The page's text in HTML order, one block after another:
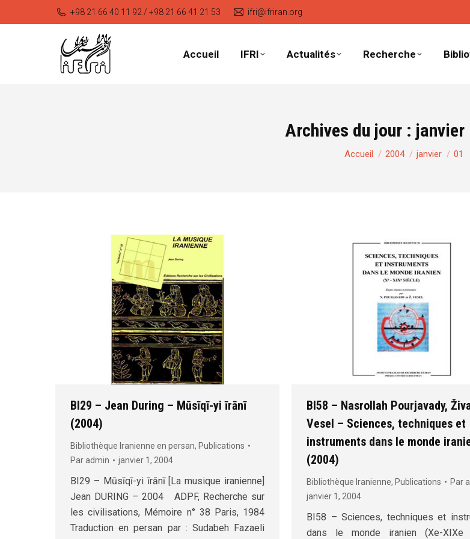
+98 21 66 40 11 92 / +98 21 66 41 21 53 ifri@ifriran.org
Accueil IFRI Actualités Recherche
Archives du jour : janvier
Vous êtes ici :
Accueil 2004 janvier 01
BI29 – Jean During – Mūsīqī-yi īrānī
(2004)
Bibliothèque Iranienne en persan, Publications
Par admin janvier 1, 2004
BI29 – Mūsīqī-yi īrānī [La musique iranienne]
Jean DURING – 2004 ADPF, Recherche sur
les civilisations, Mémoire n° 38 Paris, 1984
Traduction en persan par : Sudabeh Fazaeli
BI58 – Nasrollah Pourjavady,
Vesel – Sciences, techniques et
instruments dans le monde
(2004)
Bibliothèque Iranienne, Publications Par
janvier 1, 2004
BI58 – Sciences, techniques et
dans le monde iranien (Xe-XIXe